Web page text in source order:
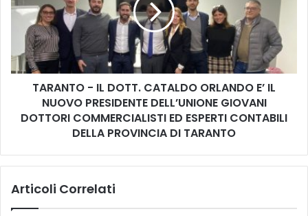
CATALDO
ORLANDO
IL
NUOVO
PRESIDENTE
DELL’UNIONE
GIOVANI
ED
CONTABILI
TARANTO - IL DOTT. CATALDO ORLANDO E’ IL
NUOVO PRESIDENTE DELL’UNIONE GIOVANI
DOTTORI COMMERCIALISTI ED ESPERTI CONTABILI
DELLA PROVINCIA DI TARANTO
Articoli Correlati